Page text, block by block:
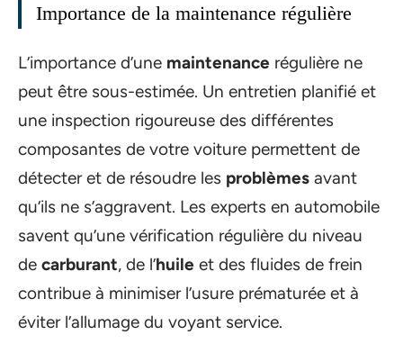
Importance de la maintenance régulière
L’importance d’une maintenance régulière ne
peut être sous-estimée. Un entretien planifié et
une inspection rigoureuse des différentes
composantes de votre voiture permettent de
détecter et de résoudre les problèmes avant
qu’ils ne s’aggravent. Les experts en automobile
savent qu’une vérification régulière du niveau
de carburant, de l’huile et des fluides de frein
contribue à minimiser l’usure prématurée et à
éviter l’allumage du voyant service.